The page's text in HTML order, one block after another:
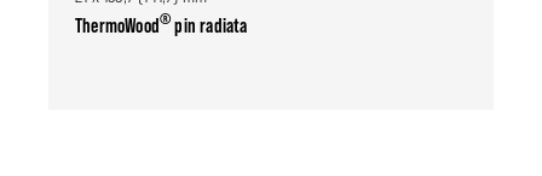
ThermoWood®pin radiata